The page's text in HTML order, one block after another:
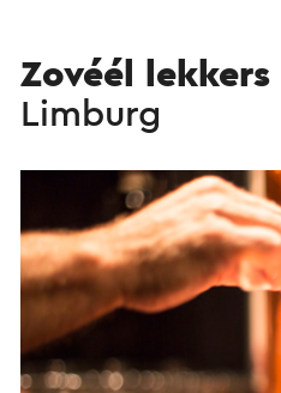
Zovéél lekkers
Limburg